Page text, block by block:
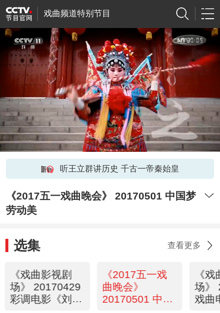
戏曲频道特别节目
听王立群讲历史 千古一帝秦始皇
《2017五一戏曲晚会》 20170501 中国梦
劳动美
选集 查看更多
《戏曲影视剧
场》 20170429
彩调电影《刘三
《2017五一戏
曲晚会》
20170501 中国
《
场》
戏曲